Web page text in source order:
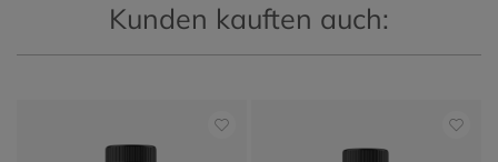
Kunden kauften auch: